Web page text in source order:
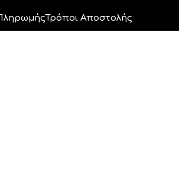
Τρόποι Αποστολής